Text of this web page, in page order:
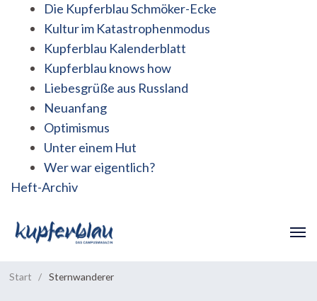
Die Kupferblau Schmöker-Ecke
Kultur im Katastrophenmodus
Kupferblau Kalenderblatt
Kupferblau knows how
Liebesgrüße aus Russland
Neuanfang
Optimismus
Unter einem Hut
Wer war eigentlich?
Heft-Archiv
Start / Sternwanderer